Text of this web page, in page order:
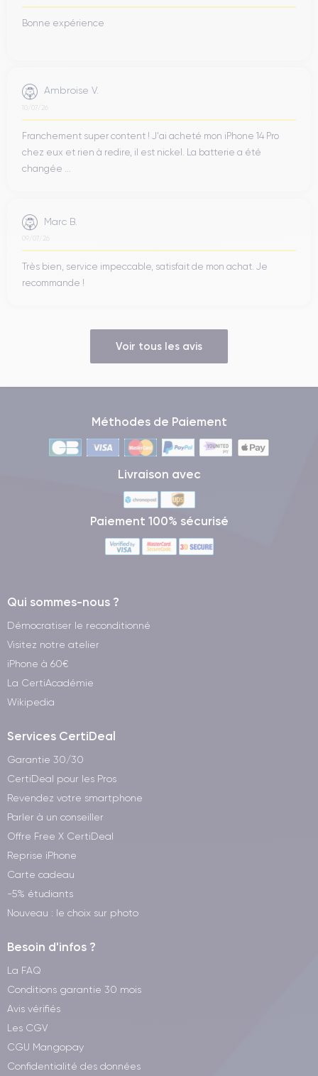
Bonne expérience
Ambroise V.
10/07/26
Franchement super content ! J'ai acheté mon iPhone 14 Pro
chez eux et rien à redire, il est nickel. La batterie a été
changée ...
Marc B.
09/07/26
Très bien, service impeccable, satisfait de mon achat. Je
recommande !
Voir tous les avis
Méthodes de Paiement
Livraison avec
Paiement 100% sécurisé
Qui sommes-nous ?
Démocratiser le reconditionné
Visitez notre atelier
iPhone à 60€
La CertiAcadémie
Wikipedia
Services CertiDeal
Garantie 30/30
CertiDeal pour les Pros
Revendez votre smartphone
Parler à un conseiller
Offre Free X CertiDeal
Reprise iPhone
Carte cadeau
-5% étudiants
Nouveau : le choix sur photo
Besoin d'infos ?
La FAQ
Conditions garantie 30 mois
Avis vérifiés
Les CGV
CGU Mangopay
Confidentialité des données